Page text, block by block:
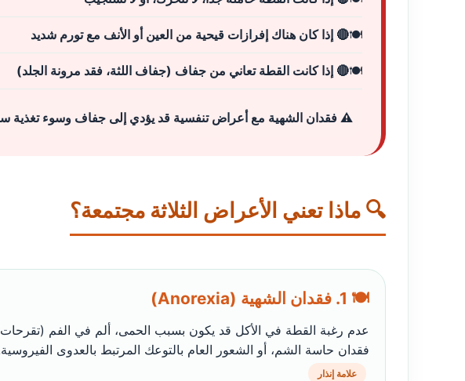
🔴 إذا كان هناك إفرازات قيحية من العين أو الأنف مع تورم شديد
🔴 إذا كانت القطة تعاني من جفاف (جفاف اللثة، فقد مرونة الجلد)
⚠️ فقدان الشهية مع أعراض تنفسية قد يؤدي إلى جفاف وسوء تغذية
🔍 ماذا تعني الأعراض الثلاثة مجتمعة؟
🍽️ 1. فقدان الشهية (Anorexia)
عدم رغبة القطة في الأكل قد يكون بسبب الحمى، ألم في الفم
فقدان حاسة الشم، أو الشعور العام بالتوعك المرتبط بالعدوى
علامة إنذار